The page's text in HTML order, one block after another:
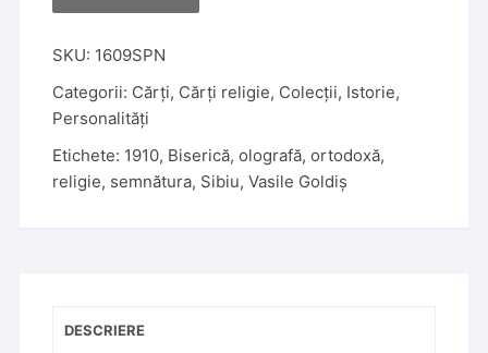
t
a
t
SKU: 1609SPN
Categorii: Cărți, Cărți religie, Colecții, Istorie,
Personalități
Etichete: 1910, Biserică,olografă,ortodoxă,
religie, semnătura, Sibiu,Vasile Goldiș
DESCRIERE